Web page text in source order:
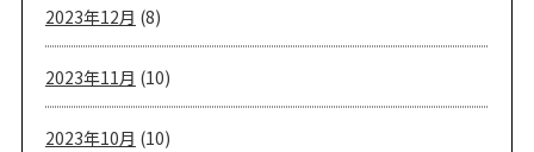
2023年12月 (8)
2023年11月 (10)
2023年10月 (10)